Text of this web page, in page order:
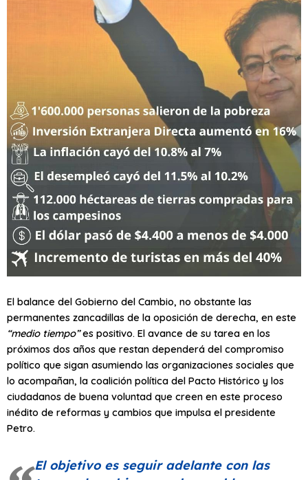
El balance del Gobierno del Cambio, no obstante las
permanentes zancadillas de la oposición de derecha, en este
“medio tiempo”es positivo. El avance de su tarea en los
próximos dos años que restan dependerá del compromiso
político que sigan asumiendo las organizaciones sociales que
lo acompañan, la coalición política del Pacto Histórico y los
ciudadanos de buena voluntad que creen en este proceso
inédito de reformas y cambios que impulsa el presidente
Petro.
El objetivo es seguir adelante con las